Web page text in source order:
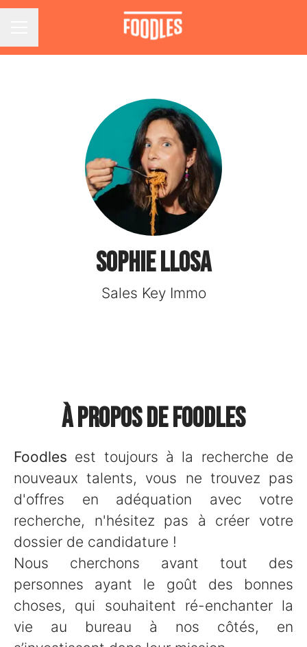
Sophie LLOSA
Sales Key Immo
À propos de Foodles
Foodles est toujours à la recherche de
nouveaux talents, vous ne trouvez pas
d'offres en adéquation avec votre
recherche, n'hésitez pas à créer votre
dossier de candidature !
Nous cherchons avant tout des
personnes ayant le goût des bonnes
choses, qui souhaitent ré-enchanter la
vie au bureau à nos côtés, en